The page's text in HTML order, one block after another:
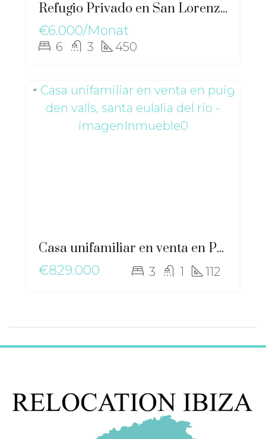
Refugio Privado en San Lorenzo Chalet Solar Excepcional – gz-2562
€6.000/Monat
6 3 450
Casa unifamiliar en venta en Puig Den Valls, Santa Eulalia del Rio – gz-2518
€829.000
3 1 112